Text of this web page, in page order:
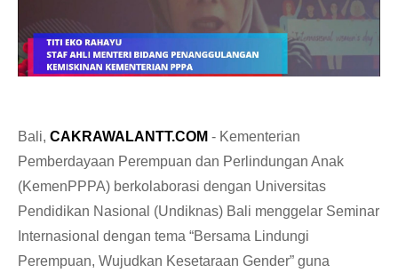
Bali, CAKRAWALANTT.COM - Kementerian
Pemberdayaan Perempuan dan Perlindungan Anak
(KemenPPPA) berkolaborasi dengan Universitas
Pendidikan Nasional (Undiknas) Bali menggelar Seminar
Internasional dengan tema “Bersama Lindungi
Perempuan, Wujudkan Kesetaraan Gender” guna